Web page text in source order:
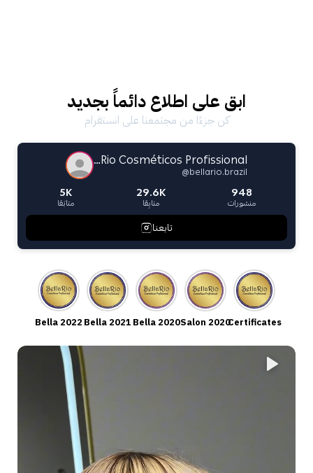
ابق على اطلاع دائماً بجديد
كن جزءًا من مجتمعنا على انستقرام
Bella Rio Cosméticos Profissional
@bellario.brazil
948
منشورات
29.6K
متابِعًا
5K
متابَعًا
تابعنا
Certificates
Salon 2020
Bella 2020
Bella 2021
Bella 2022